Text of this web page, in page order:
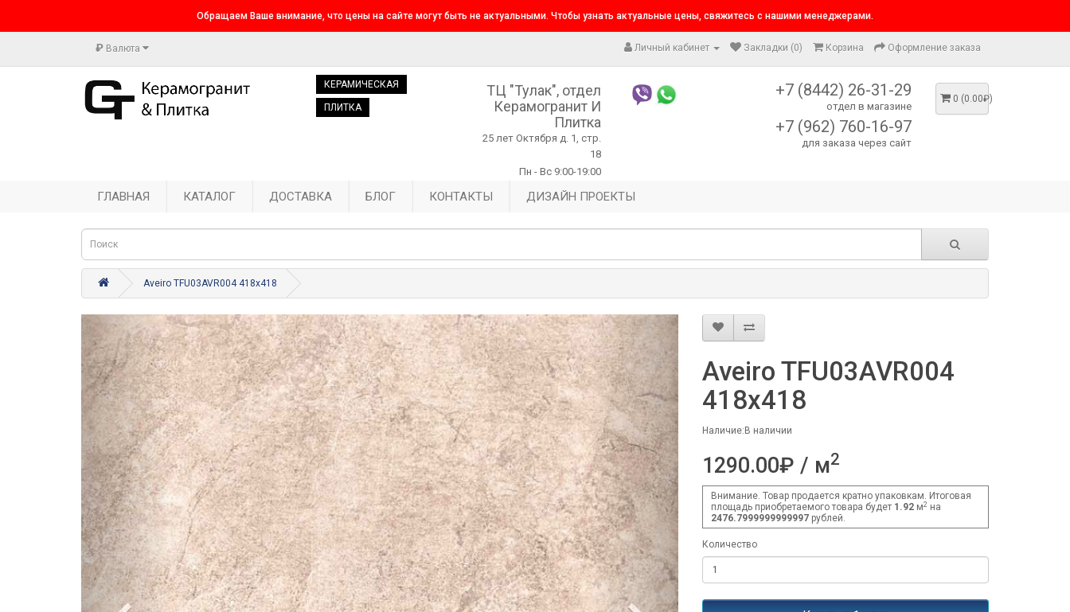
Обращаем Ваше внимание, что цены на сайте могут быть не актуальными. Чтобы узнать актуальные цены, свяжитесь с нашими менеджерами.
₽ Валюта Личный кабинет Закладки (0) Корзина Оформление заказа
КЕРАМИЧЕСКАЯ
ПЛИТКА
ТЦ "Тулак", отдел
Керамогранит И
Плитка
25 лет Октября д. 1, стр.
18
Пн - Вс 9:00-19:00
+7 (8442) 26-31-29
отдел в магазине
+7 (962) 760-16-97
для заказа через сайт
0 (0.00₽)
ГЛАВНАЯ КАТАЛОГ ДОСТАВКА БЛОГ КОНТАКТЫ ДИЗАЙН ПРОЕКТЫ
Aveiro TFU03AVR004 418x418
Aveiro TFU03AVR004
418x418
Наличие:В наличии
1290.00₽ / м2
Внимание. Товар продается кратно упаковкам. Итоговая
площадь приобретаемого товара будет 1.92 м2 на
2476.7999999999997 рублей.
Количество